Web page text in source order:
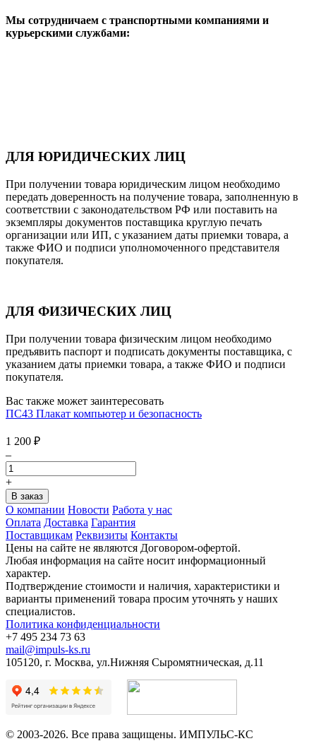
Мы сотрудничаем с транспортными компаниями и
курьерскими службами:
ДЛЯ ЮРИДИЧЕСКИХ ЛИЦ
При получении товара юридическим лицом необходимо
передать доверенность на получение товара, заполненную в
соответствии с законодательством РФ или поставить на
экземпляры документов поставщика круглую печать
организации или ИП, с указанием даты приемки товара, а
также ФИО и подписи уполномоченного представителя
покупателя.
ДЛЯ ФИЗИЧЕСКИХ ЛИЦ
При получении товара физическим лицом необходимо
предъявить паспорт и подписать документы поставщика, с
указанием даты приемки товара, а также ФИО и подписи
покупателя.
Вас также может заинтересовать
ПС43 Плакат компьютер и безопасность
1 200 ₽
–
+
О компании Новости Работа у нас
Оплата Доставка Гарантия
Поставщикам Реквизиты Контакты
Цены на сайте не являются Договором-офертой.
Любая информация на сайте носит информационный
характер.
Подтверждение стоимости и наличия, характеристики и
варианты применений товара просим уточнять у наших
специалистов.
Политика конфиденциальности
+7 495 234 73 63
mail@impuls-ks.ru
105120, г. Москва, ул.Нижняя Сыромятническая, д.11
© 2003-2026. Все права защищены. ИМПУЛЬС-КС